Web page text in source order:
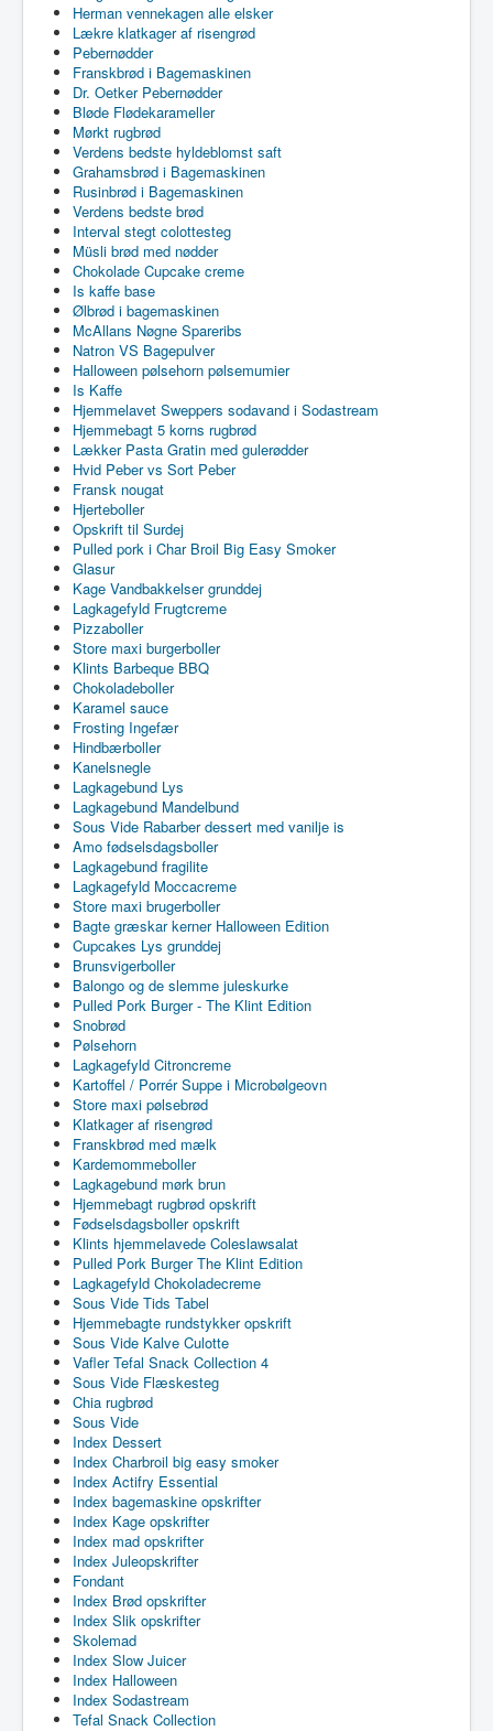
Herman vennekagen alle elsker
Lækre klatkager af risengrød
Pebernødder
Franskbrød i Bagemaskinen
Dr. Oetker Pebernødder
Bløde Flødekarameller
Mørkt rugbrød
Verdens bedste hyldeblomst saft
Grahamsbrød i Bagemaskinen
Rusinbrød i Bagemaskinen
Verdens bedste brød
Interval stegt colottesteg
Müsli brød med nødder
Chokolade Cupcake creme
Is kaffe base
Ølbrød i bagemaskinen
McAllans Nøgne Spareribs
Natron VS Bagepulver
Halloween pølsehorn pølsemumier
Is Kaffe
Hjemmelavet Sweppers sodavand i Sodastream
Hjemmebagt 5 korns rugbrød
Lækker Pasta Gratin med gulerødder
Hvid Peber vs Sort Peber
Fransk nougat
Hjerteboller
Opskrift til Surdej
Pulled pork i Char Broil Big Easy Smoker
Glasur
Kage Vandbakkelser grunddej
Lagkagefyld Frugtcreme
Pizzaboller
Store maxi burgerboller
Klints Barbeque BBQ
Chokoladeboller
Karamel sauce
Frosting Ingefær
Hindbærboller
Kanelsnegle
Lagkagebund Lys
Lagkagebund Mandelbund
Sous Vide Rabarber dessert med vanilje is
Amo fødselsdagsboller
Lagkagebund fragilite
Lagkagefyld Moccacreme
Store maxi brugerboller
Bagte græskar kerner Halloween Edition
Cupcakes Lys grunddej
Brunsvigerboller
Balongo og de slemme juleskurke
Pulled Pork Burger - The Klint Edition
Snobrød
Pølsehorn
Lagkagefyld Citroncreme
Kartoffel / Porrér Suppe i Microbølgeovn
Store maxi pølsebrød
Klatkager af risengrød
Franskbrød med mælk
Kardemommeboller
Lagkagebund mørk brun
Hjemmebagt rugbrød opskrift
Fødselsdagsboller opskrift
Klints hjemmelavede Coleslawsalat
Pulled Pork Burger The Klint Edition
Lagkagefyld Chokoladecreme
Sous Vide Tids Tabel
Hjemmebagte rundstykker opskrift
Sous Vide Kalve Culotte
Vafler Tefal Snack Collection 4
Sous Vide Flæskesteg
Chia rugbrød
Sous Vide
Index Dessert
Index Charbroil big easy smoker
Index Actifry Essential
Index bagemaskine opskrifter
Index Kage opskrifter
Index mad opskrifter
Index Juleopskrifter
Fondant
Index Brød opskrifter
Index Slik opskrifter
Skolemad
Index Slow Juicer
Index Halloween
Index Sodastream
Tefal Snack Collection